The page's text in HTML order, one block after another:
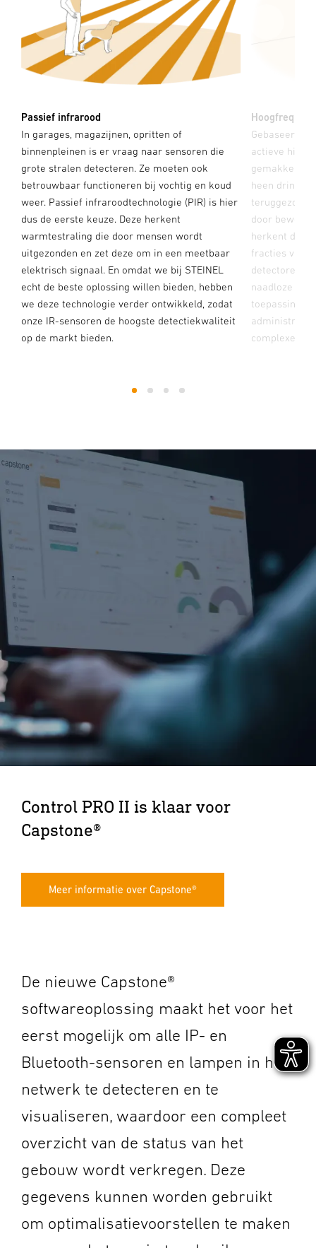
Passief infrarood
In garages, magazijnen, opritten of
binnenpleinen is er vraag naar sensoren die
grote stralen detecteren. Ze moeten ook
betrouwbaar functioneren bij vochtig en koud
weer. Passief infraroodtechnologie (PIR) is hier
dus de eerste keuze. Deze herkent
warmtestraling die door mensen wordt
uitgezonden en zet deze om in een meetbaar
elektrisch signaal. En omdat we bij STEINEL
echt de beste oplossing willen bieden, hebben
we deze technologie verder ontwikkeld, zodat
onze IR-sensoren de hoogste detectiekwaliteit
op de markt bieden.
Hoogfrequent
Gebaseerd
actieve
gemakkelijk
heen dringen
door
herkent de
fracties van
detectoren
naadloze
toepassingen
complexe
2 4
Control PRO II is klaar voor
Capstone®
Meer informatie over Capstone®
De nieuwe Capstone®
softwareoplossing maakt het voor het
eerst mogelijk om alle IP- en
Bluetooth-sensoren en lampen in het
netwerk te detecteren en te
visualiseren, waardoor een compleet
overzicht van de status van het
gebouw wordt verkregen. Deze
gegevens kunnen worden gebruikt
om optimalisatievoorstellen te maken